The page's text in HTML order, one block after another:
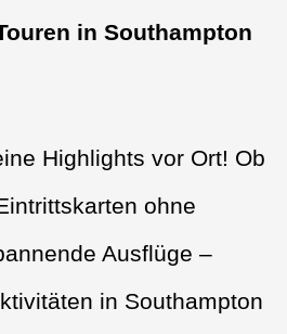
in Southampton
Highlights vor Ort! Ob
ohne
Ausflüge –
in Southampton